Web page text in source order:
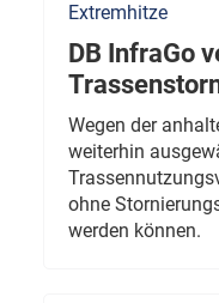
Extremhitze
DB InfraGo
Wegen der
weiterhin
ohne
werden können.